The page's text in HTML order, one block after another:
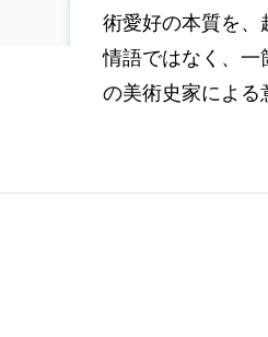
術愛好の本質を、
情語ではなく、一
の美術史家による